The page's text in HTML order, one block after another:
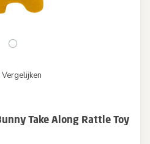
Vergelijken
Take Along Rattle Toy